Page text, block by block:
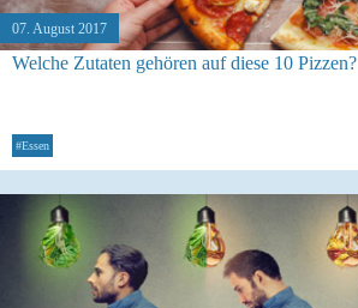
07. August 2017
Welche Zutaten gehören auf diese 10 Pizzen?
#Essen